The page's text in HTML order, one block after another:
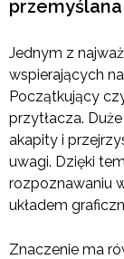
Jednym z
wspierających
Początkujący
przytłacza.
akapity i
uwagi. Dzięki
rozpoznawaniu
układem
Znaczenie ma